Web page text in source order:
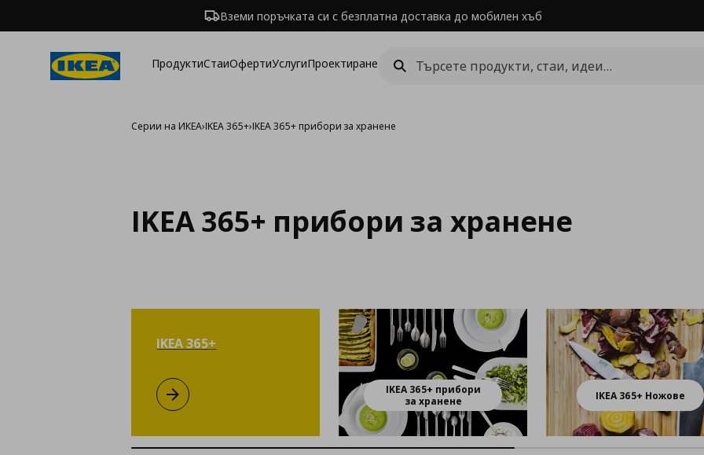
Вземи поръчката си с безплатна доставка до мобилен хъб
ПродуктиСтаиОфертиУслугиПроектиране
Серии на ИКЕА›IKEA 365+›IKEA 365+ прибори за хранене
IKEA 365+ прибори за хранене
IKEA 365+
IKEA 365+
IKEA 365+ прибори
за хранене
IKEA 365+ Ножове